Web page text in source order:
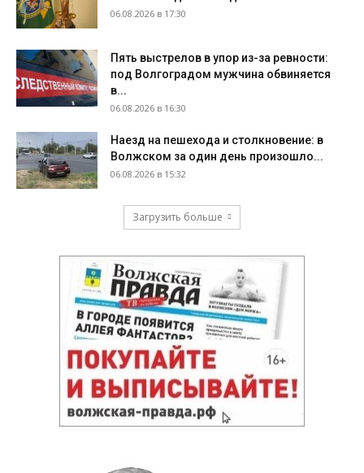
06.08.2026 в 17:30
Пять выстрелов в упор из-за ревности:
под Волгоградом мужчина обвиняется
в...
06.08.2026 в 16:30
Наезд на пешехода и столкновение: в
Волжском за один день произошло...
06.08.2026 в 15:32
Загрузить больше